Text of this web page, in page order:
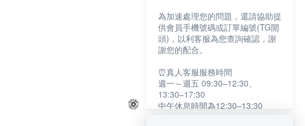
為加速處理您的問題，還請協助提
供會員手機號碼或訂單編號(TG開
頭)，以利客服為您查詢確認，謝
謝您的配合。
⏰真人客服服務時間
週一～週五 09:30–12:30、
13:30–17:30
中午休息時間為12:30–13:30